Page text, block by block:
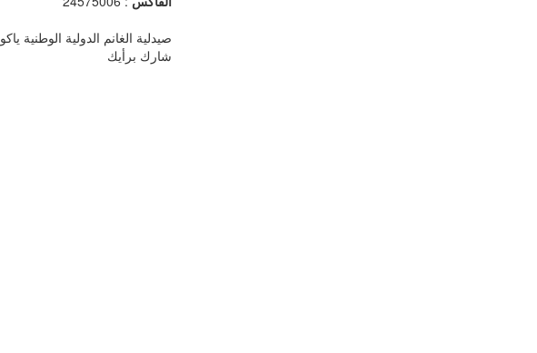
صيدلية الغانم الدولية الوطنية ياكو
شارك برأيك